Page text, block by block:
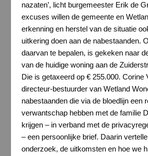
nazaten’, licht burgemeester Erik de
excuses willen de gemeente en
erkenning en herstel van de situatie
uitkering doen aan de nabestaanden.
daarvan te bepalen, is gekeken naar
van de huidige woning aan de
Die is getaxeerd op € 255.000. Corine
directeur-bestuurder van Wetland
nabestaanden die via de bloedlijn een
verwantschap hebben met de familie
krijgen – in verband met de
– een persoonlijke brief. Daarin
onderzoek, de uitkomsten en hoe we